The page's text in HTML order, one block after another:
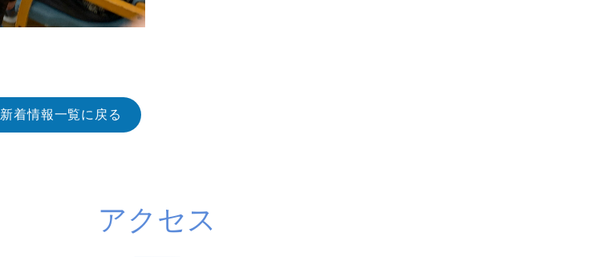
新着情報一覧に戻る
アクセス